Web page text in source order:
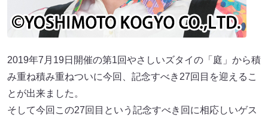
2019年7月19日開催の第1回やさしいズタイの「庭」から積
み重ね積み重ねついに今回、記念すべき27回目を迎えるこ
とが出来ました。
そして今回この27回目という記念すべき回に相応しいゲス